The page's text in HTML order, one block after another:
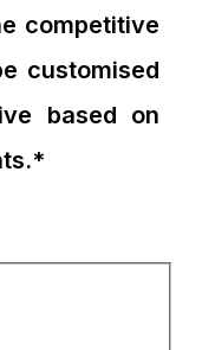
competitive
customised
based on